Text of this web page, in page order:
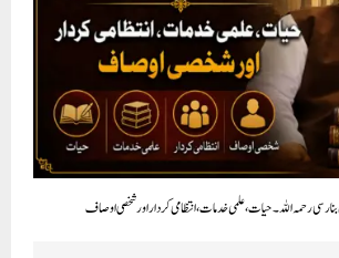
بنارسی رحمہ اللہ۔ حیات، علمی خدمات، انتظامی کردار اور شخصی اوصاف